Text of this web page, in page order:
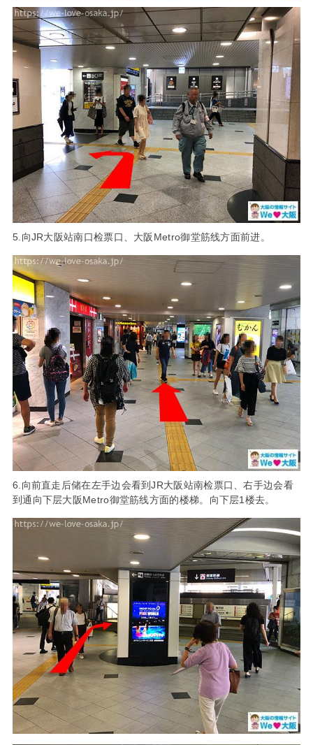
5.向JR大阪站南口检票口、大阪Metro御堂筋线方面前进。
6.向前直走后储在左手边会看到JR大阪站南检票口、右手边会看
到通向下层大阪Metro御堂筋线方面的楼梯。向下层1楼去。